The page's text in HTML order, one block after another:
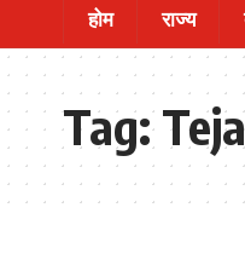
होम राज्य
Tag: